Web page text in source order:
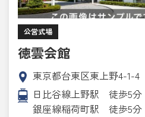
公営式場
徳雲会館
東京都台東区東上野4-1-4
日比谷線上野駅 徒歩5分
銀座線稲荷町駅 徒歩5分